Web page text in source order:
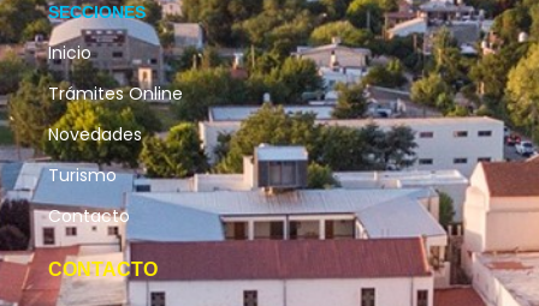
SECCIONES
Inicio
Trámites Online
Novedades
Turismo
Contacto
CONTACTO